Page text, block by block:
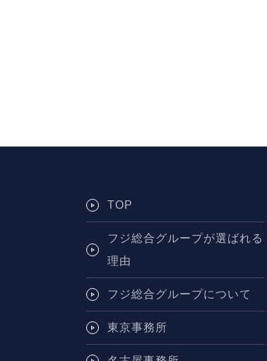
TOP
フジ総合グループが選ばれる
理由
フジ総合グループについて
東京事務所